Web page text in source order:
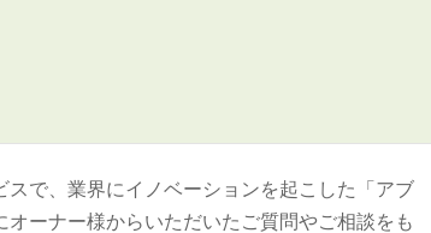
スで、業界にイノベーションを起こした「アブ
ーナー様からいただいたご質問やご相談をも